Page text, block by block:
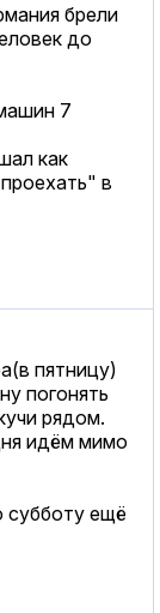
брели
до
7
как
в
пятницу)
погонять
рядом.
идём мимо
субботу ещё